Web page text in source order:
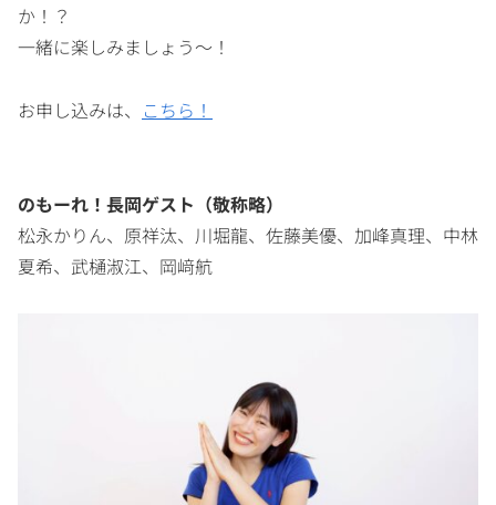
か！？
一緒に楽しみましょう〜！
お申し込みは、 こちら！
のもーれ！長岡ゲスト（敬称略）
松永かりん、原祥汰、川堀龍、佐藤美優、加峰真理、中林
夏希、武樋淑江、岡﨑航